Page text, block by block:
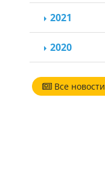
2021
2020
Все новости